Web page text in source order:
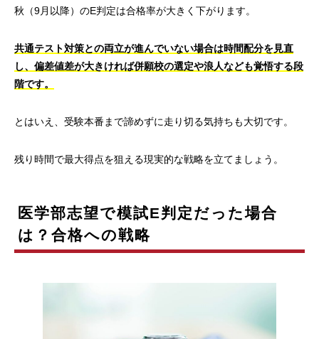
秋（9月以降）のE判定は合格率が大きく下がります。
共通テスト対策との両立が進んでいない場合は時間配分を見直
し、偏差値差が大きければ併願校の選定や浪人なども覚悟する段
階です。
とはいえ、受験本番まで諦めずに走り切る気持ちも大切です。
残り時間で最大得点を狙える現実的な戦略を立てましょう。
医学部志望で模試E判定だった場合
は？合格への戦略